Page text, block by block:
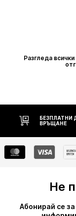
Разгледа
БЕЗПЛАТНИ
ВРЪЩАНЕ
Не
Абонирай се